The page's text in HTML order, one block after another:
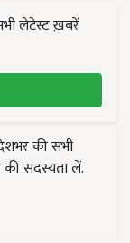
लेटेस्ट ख़बरें
की सभी
सदस्यता लें.